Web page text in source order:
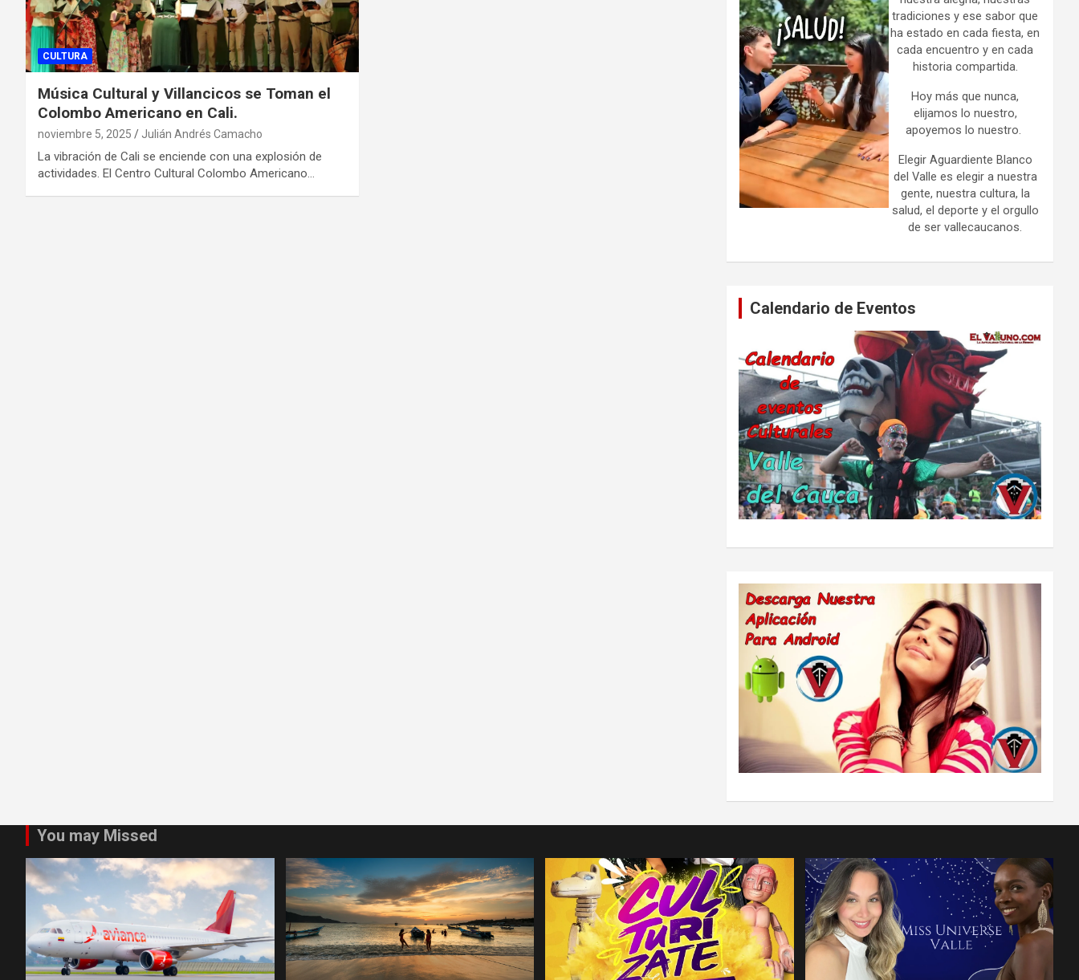
CULTURA
Música Cultural y Villancicos se Toman el
Colombo Americano en Cali.
noviembre 5, 2025 Julián Andrés Camacho
La vibración de Cali se enciende con una explosión de
actividades. El Centro Cultural Colombo Americano…
tradiciones y ese sabor que
ha estado en cada fiesta, en
cada encuentro y en cada
historia compartida.
Hoy más que nunca,
elijamos lo nuestro,
apoyemos lo nuestro.
Elegir Aguardiente Blanco
del Valle es elegir a nuestra
gente, nuestra cultura, la
salud, el deporte y el orgullo
de ser vallecaucanos.
Calendario de Eventos
You may Missed